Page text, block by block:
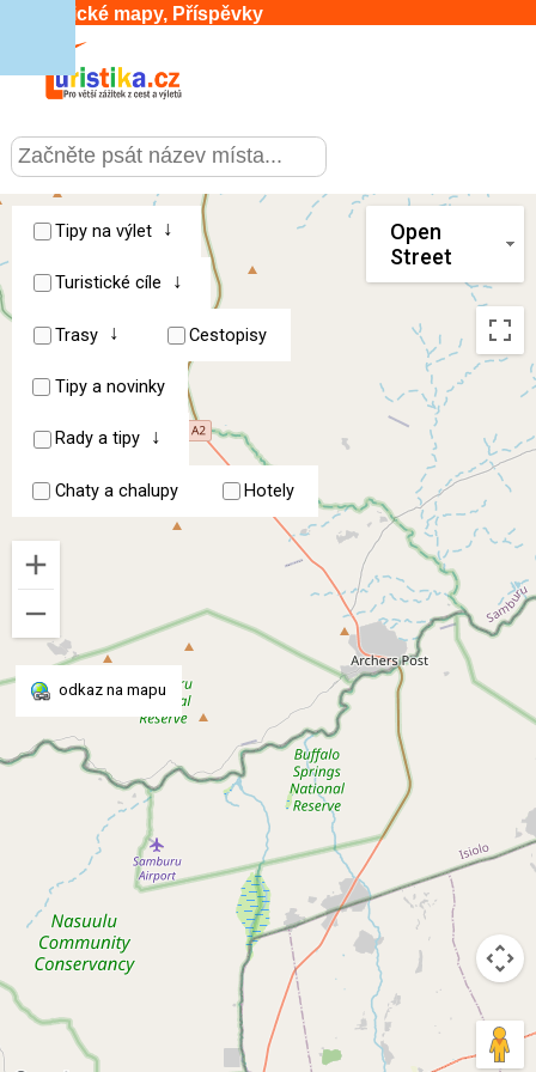
Turistické mapy, Příspěvky
CESTOVÁNÍ
SLUŽBY & DOPRAVA ›
PRO TURISTY ›
MOJE TURISTIKA
Tipy na výlet ↓
Turistické cíle ↓
Trasy ↓ Cestopisy
Tipy a novinky
Rady a tipy ↓
Chaty a chalupy Hotely
Open
Street
odkaz na mapu